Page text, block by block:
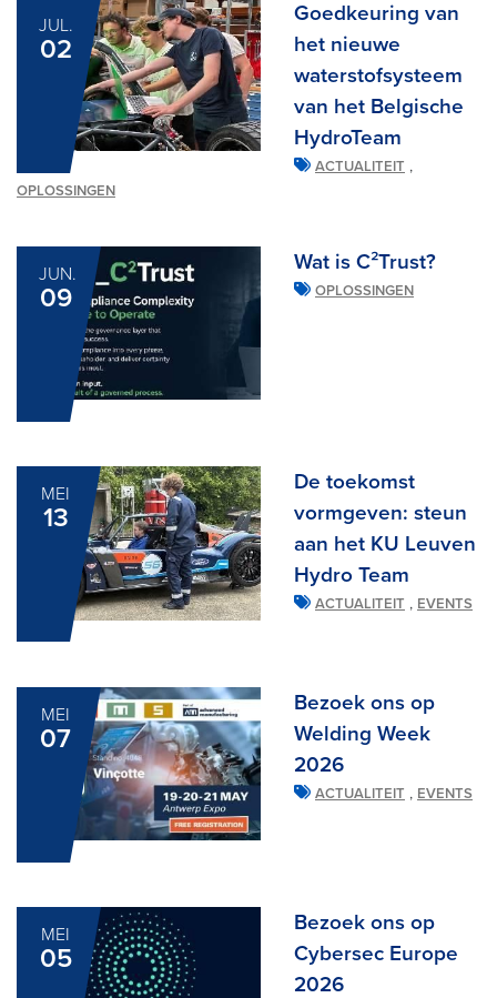
JUL.
02
Goedkeuring van
het nieuwe
waterstofsysteem
van het Belgische
HydroTeam
ACTUALITEIT ,
OPLOSSINGEN
JUN.
09
Wat is C²Trust?
OPLOSSINGEN
MEI
13
De toekomst
vormgeven: steun
aan het KU Leuven
Hydro Team
ACTUALITEIT , EVENTS
MEI
07
Bezoek ons op
Welding Week
2026
ACTUALITEIT , EVENTS
MEI
05
Bezoek ons op
Cybersec Europe
2026